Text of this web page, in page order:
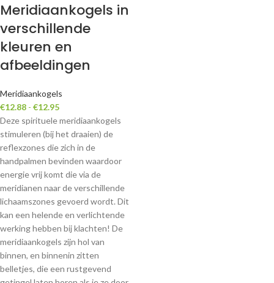
Meridiaankogels in
verschillende
kleuren en
afbeeldingen
Meridiaankogels
€12.88 - €12.95
Deze spirituele meridiaankogels
stimuleren (bij het draaien) de
reflexzones die zich in de
handpalmen bevinden waardoor
energie vrij komt die via de
meridianen naar de verschillende
lichaamszones gevoerd wordt. Dit
kan een helende en verlichtende
werking hebben bij klachten! De
meridiaankogels zijn hol van
binnen, en binnenin zitten
belletjes, die een rustgevend